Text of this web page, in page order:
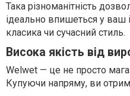
Така різноманітність
ідеально впишеться у ваш
класика чи сучасний стиль.
Висока якість від
Welwet — це не просто
Купуючи напряму, ви